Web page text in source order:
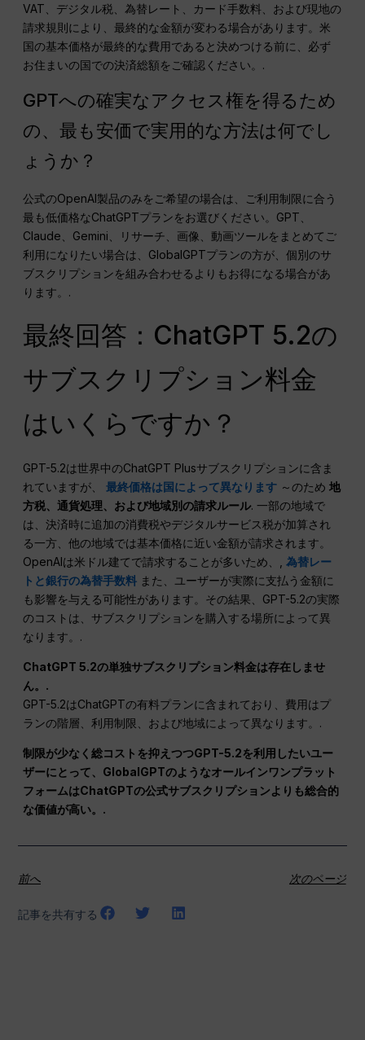
VAT、デジタル税、為替レート、カード手数料、および現地の
請求規則により、最終的な金額が変わる場合があります。米
国の基本価格が最終的な費用であると決めつける前に、必ず
お住まいの国での決済総額をご確認ください。.
GPTへの確実なアクセス権を得るため
の、最も安価で実用的な方法は何でし
ょうか？
公式のOpenAI製品のみをご希望の場合は、ご利用制限に合う
最も低価格なChatGPTプランをお選びください。GPT、
Claude、Gemini、リサーチ、画像、動画ツールをまとめてご
利用になりたい場合は、GlobalGPTプランの方が、個別のサ
ブスクリプションを組み合わせるよりもお得になる場合があ
ります。.
最終回答：ChatGPT 5.2の
サブスクリプション料金
はいくらですか？
GPT-5.2は世界中のChatGPT Plusサブスクリプションに含ま
れていますが、最終価格は国によって異なります ～のため地
方税、通貨処理、および地域別の請求ルール. 一部の地域で
は、決済時に追加の消費税やデジタルサービス税が加算され
る一方、他の地域では基本価格に近い金額が請求されます。
OpenAIは米ドル建てで請求することが多いため、,為替レー
トと銀行の為替手数料 また、ユーザーが実際に支払う金額に
も影響を与える可能性があります。その結果、GPT-5.2の実際
のコストは、サブスクリプションを購入する場所によって異
なります。.
ChatGPT 5.2の単独サブスクリプション料金は存在しませ
ん。.
GPT-5.2はChatGPTの有料プランに含まれており、費用はプ
ランの階層、利用制限、および地域によって異なります。.
制限が少なく総コストを抑えつつGPT-5.2を利用したいユー
ザーにとって、GlobalGPTのようなオールインワンプラット
フォームはChatGPTの公式サブスクリプションよりも総合的
な価値が高い。.
前へ 次のページ
記事を共有する